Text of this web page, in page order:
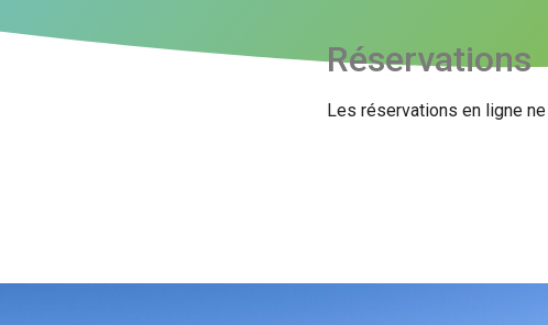
Réservations
Les réservations en ligne